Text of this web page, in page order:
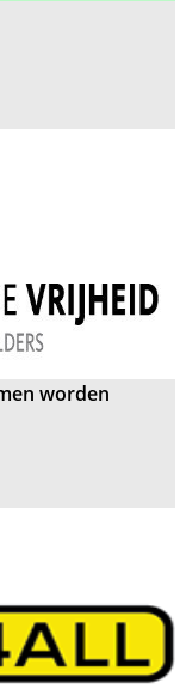
worden